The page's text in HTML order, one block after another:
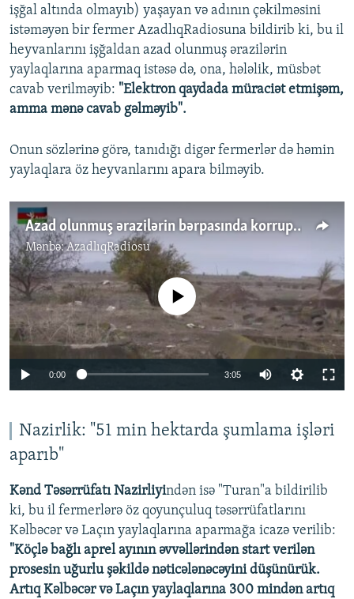
işğal altında olmayıb) yaşayan və adının çəkilməsini
istəməyən bir fermer AzadlıqRadiosuna bildirib ki, bu il
heyvanlarını işğaldan azad olunmuş ərazilərin
yaylaqlarına aparmaq istəsə də, ona, hələlik, müsbət
cavab verilməyib: "Elektron qaydada müraciət etmişəm,
amma mənə cavab gəlməyib".
Onun sözlərinə görə, tanıdığı digər fermerlər də həmin
yaylaqlara öz heyvanlarını apara bilməyib.
Azad olunmuş ərazilərin bərpasında korrupsiya ittihamı: Bir qoyun 310 dollar alınacaq?
Mənbə:AzadlıqRadiosu
720p 1080p
No media source currently available
0:00 3:05
360p
1080p
Nazirlik: "51 min hektarda şumlama işləri
aparıb"
Kənd Təsərrüfatı Nazirliyindən isə "Turan"a bildirilib
ki, bu il fermerlərə öz qoyunçuluq təsərrüfatlarını
Kəlbəcər və Laçın yaylaqlarına aparmağa icazə verilib:
"Köçlə bağlı aprel ayının əvvəllərindən start verilən
prosesin uğurlu şəkildə nəticələnəcəyini düşünürük.
Artıq Kəlbəcər və Laçın yaylaqlarına 300 mindən artıq